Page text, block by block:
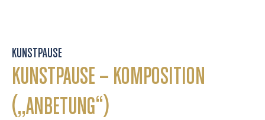
KUNSTPAUSE
KUNSTPAUSE – KOMPOSITION
(„ANBETUNG“)